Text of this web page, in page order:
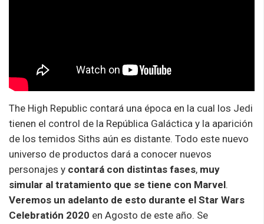
The High Republic contará una época en la cual los Jedi
tienen el control de la República Galáctica y la aparición
de los temidos Siths aún es distante. Todo este nuevo
universo de productos dará a conocer nuevos
personajes y contará con distintas fases, muy
simular al tratamiento que se tiene con Marvel.
Veremos un adelanto de esto durante el Star Wars
Celebratión 2020 en Agosto de este año. Se